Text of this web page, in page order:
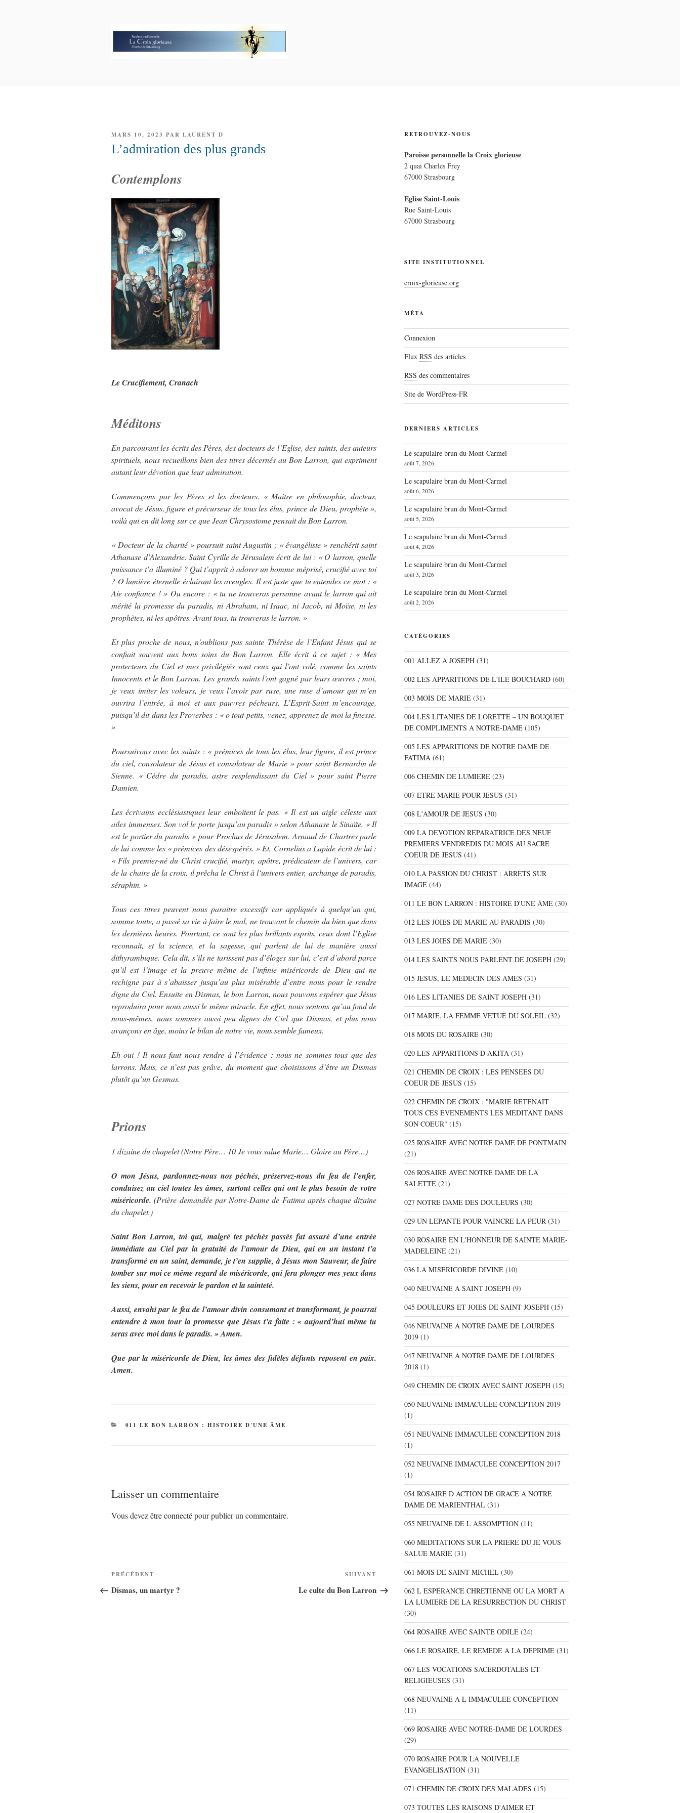
PUBLIÉ
MARS 10, 2023 PAR LAURENT D
L’admiration des plus grands
Contemplons
Le Crucifiement, Cranach
Méditons
En parcourant les écrits des Pères, des docteurs de l’Eglise, des saints, des auteurs
spirituels, nous recueillons bien des titres décernés au Bon Larron, qui expriment
autant leur dévotion que leur admiration.
Commençons par les Pères et les docteurs. « Maitre en philosophie, docteur,
avocat de Jésus, figure et précurseur de tous les élus, prince de Dieu, prophète »,
voilà qui en dit long sur ce que Jean Chrysostome pensait du Bon Larron.
« Docteur de la charité » poursuit saint Augustin ; « évangéliste » renchérit saint
Athanase d’Alexandrie. Saint Cyrille de Jérusalem écrit de lui : « O larron, quelle
puissance t’a illuminé ? Qui t’apprit à adorer un homme méprisé, crucifié avec toi
? O lumière éternelle éclairant les aveugles. Il est juste que tu entendes ce mot : «
Aie confiance ! » Ou encore : « tu ne trouveras personne avant le larron qui ait
mérité la promesse du paradis, ni Abraham, ni Isaac, ni Jacob, ni Moïse, ni les
prophètes, ni les apôtres. Avant tous, tu trouveras le larron. »
Et plus proche de nous, n’oublions pas sainte Thérèse de l’Enfant Jésus qui se
confiait souvent aux bons soins du Bon Larron. Elle écrit à ce sujet : « Mes
protecteurs du Ciel et mes privilégiés sont ceux qui l’ont volé, comme les saints
Innocents et le Bon Larron. Les grands saints l’ont gagné par leurs œuvres ; moi,
je veux imiter les voleurs, je veux l’avoir par ruse, une ruse d’amour qui m’en
ouvrira l’entrée, à moi et aux pauvres pécheurs. L’Esprit-Saint m’encourage,
puisqu’il dit dans les Proverbes : « o tout-petits, venez, apprenez de moi la finesse.
»
Poursuivons avec les saints : « prémices de tous les élus, leur figure, il est prince
du ciel, consolateur de Jésus et consolateur de Marie » pour saint Bernardin de
Sienne. « Cèdre du paradis, astre resplendissant du Ciel » pour saint Pierre
Damien.
Les écrivains ecclésiastiques leur emboitent le pas. « Il est un aigle céleste aux
ailes immenses. Son vol le porte jusqu’au paradis » selon Athanase le Sinaïte. « Il
est le portier du paradis » pour Prochus de Jérusalem. Arnaud de Chartres parle
de lui comme les « prémices des désespérés. » Et, Cornelius a Lapide écrit de lui :
« Fils premier-né du Christ crucifié, martyr, apôtre, prédicateur de l’univers, car
de la chaire de la croix, il prêcha le Christ à l‘univers entier, archange de paradis,
séraphin. »
Tous ces titres peuvent nous paraitre excessifs car appliqués à quelqu’un qui,
somme toute, a passé sa vie à faire le mal, ne trouvant le chemin du bien que dans
les dernières heures. Pourtant, ce sont les plus brillants esprits, ceux dont l’Eglise
reconnait, et la science, et la sagesse, qui parlent de lui de manière aussi
dithyrambique. Cela dit, s’ils ne tarissent pas d’éloges sur lui, c’est d’abord parce
qu’il est l’image et la preuve même de l’infinie miséricorde de Dieu qui ne
rechigne pas à s’abaisser jusqu’au plus misérable d’entre nous pour le rendre
digne du Ciel. Ensuite en Dismas, le bon Larron, nous pouvons espérer que Jésus
reproduira pour nous aussi le même miracle. En effet, nous sentons qu’au fond de
nous-mêmes, nous sommes aussi peu dignes du Ciel que Dismas, et plus nous
avançons en âge, moins le bilan de notre vie, nous semble fameux.
Eh oui ! Il nous faut nous rendre à l’évidence : nous ne sommes tous que des
larrons. Mais, ce n’est pas grâve, du moment que choisissons d’être un Dismas
plutôt qu’un Gesmas.
Prions
1 dizaine du chapelet (Notre Père… 10 Je vous salue Marie… Gloire au Père…)
O mon Jésus, pardonnez-nous nos péchés, préservez-nous du feu de l’enfer,
conduisez au ciel toutes les âmes, surtout celles qui ont le plus besoin de votre
miséricorde.(Prière demandée par Notre-Dame de Fatima après chaque dizaine
du chapelet.)
Saint Bon Larron, toi qui, malgré tes péchés passés fut assuré d’une entrée
immédiate au Ciel par la gratuité de l’amour de Dieu, qui en un instant t’a
transformé en un saint, demande, je t’en supplie, à Jésus mon Sauveur, de faire
tomber sur moi ce même regard de miséricorde, qui fera plonger mes yeux dans
les siens, pour en recevoir le pardon et la sainteté.
Aussi, envahi par le feu de l’amour divin consumant et transformant, je pourrai
entendre à mon tour la promesse que Jésus t’a faite : « aujourd’hui même tu
seras avec moi dans le paradis. » Amen.
Que par la miséricorde de Dieu, les âmes des fidèles défunts reposent en paix.
Amen.
CATÉGORIES
011 LE BON LARRON : HISTOIRE D'UNE ÂME
Laisser un commentaire
Vous devezêtre connectépour publier un commentaire.
Navigation
de
Article
précédent
PRÉCÉDENT
Dismas, un martyr ?
suivant
SUIVANT
Le culte du Bon Larron
RETROUVEZ-NOUS
Paroisse personnelle la Croix glorieuse
2 quai Charles Frey
67000 Strasbourg
Eglise Saint-Louis
Rue Saint-Louis
67000 Strasbourg
SITE INSTITUTIONNEL
croix-glorieuse.org
MÉTA
Connexion
Flux RSS des articles
RSS des commentaires
Site de WordPress-FR
DERNIERS ARTICLES
Le scapulaire brun du Mont-Carmel
août 7, 2026
Le scapulaire brun du Mont-Carmel
août 6, 2026
Le scapulaire brun du Mont-Carmel
août 5, 2026
Le scapulaire brun du Mont-Carmel
août 4, 2026
Le scapulaire brun du Mont-Carmel
août 3, 2026
Le scapulaire brun du Mont-Carmel
août 2, 2026
CATÉGORIES
001 ALLEZ A JOSEPH(31)
002 LES APPARITIONS DE L'ILE BOUCHARD(60)
003 MOIS DE MARIE(31)
004 LES LITANIES DE LORETTE – UN BOUQUET
DE COMPLIMENTS A NOTRE-DAME(105)
005 LES APPARITIONS DE NOTRE DAME DE
FATIMA(61)
006 CHEMIN DE LUMIERE(23)
007 ETRE MARIE POUR JESUS (31)
008 L'AMOUR DE JESUS (30)
009 LA DEVOTION REPARATRICE DES NEUF
PREMIERS VENDREDIS DU MOIS AU SACRE
COEUR DE JESUS (41)
010 LA PASSION DU CHRIST : ARRETS SUR
IMAGE(44)
011 LE BON LARRON : HISTOIRE D'UNE ÂME(30)
012 LES JOIES DE MARIE AU PARADIS (30)
013 LES JOIES DE MARIE(30)
014 LES SAINTS NOUS PARLENT DE JOSEPH(29)
015 JESUS, LE MEDECIN DES AMES (31)
016 LES LITANIES DE SAINT JOSEPH(31)
017 MARIE, LA FEMME VETUE DU SOLEIL(32)
018 MOIS DU ROSAIRE(30)
020 LES APPARITIONS D AKITA(31)
021 CHEMIN DE CROIX : LES PENSEES DU
COEUR DE JESUS (15)
022 CHEMIN DE CROIX : "MARIE RETENAIT
TOUS CES EVENEMENTS LES MEDITANT DANS
SON COEUR" (15)
025 ROSAIRE AVEC NOTRE DAME DE PONTMAIN
(21)
026 ROSAIRE AVEC NOTRE DAME DE LA
SALETTE(21)
027 NOTRE DAME DES DOULEURS (30)
029 UN LEPANTE POUR VAINCRE LA PEUR(31)
030 ROSAIRE EN L'HONNEUR DE SAINTE MARIE-
MADELEINE(21)
036 LA MISERICORDE DIVINE(10)
040 NEUVAINE A SAINT JOSEPH(9)
045 DOULEURS ET JOIES DE SAINT JOSEPH(15)
046 NEUVAINE A NOTRE DAME DE LOURDES
2019(1)
047 NEUVAINE A NOTRE DAME DE LOURDES
2018(1)
049 CHEMIN DE CROIX AVEC SAINT JOSEPH(15)
050 NEUVAINE IMMACULEE CONCEPTION 2019
(1)
051 NEUVAINE IMMACULEE CONCEPTION 2018
(1)
052 NEUVAINE IMMACULEE CONCEPTION 2017
(1)
054 ROSAIRE D ACTION DE GRACE A NOTRE
DAME DE MARIENTHAL(31)
055 NEUVAINE DE L ASSOMPTION(11)
060 MEDITATIONS SUR LA PRIERE DU JE VOUS
SALUE MARIE(31)
061 MOIS DE SAINT MICHEL(30)
062 L ESPERANCE CHRETIENNE OU LA MORT A
LA LUMIERE DE LA RESURRECTION DU CHRIST
(30)
064 ROSAIRE AVEC SAINTE ODILE(24)
066 LE ROSAIRE, LE REMEDE A LA DEPRIME(31)
067 LES VOCATIONS SACERDOTALES ET
RELIGIEUSES (31)
068 NEUVAINE A L IMMACULEE CONCEPTION
(11)
069 ROSAIRE AVEC NOTRE-DAME DE LOURDES
(29)
070 ROSAIRE POUR LA NOUVELLE
EVANGELISATION(31)
071 CHEMIN DE CROIX DES MALADES (15)
073 TOUTES LES RAISONS D'AIMER ET